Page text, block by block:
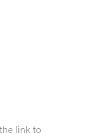
link to